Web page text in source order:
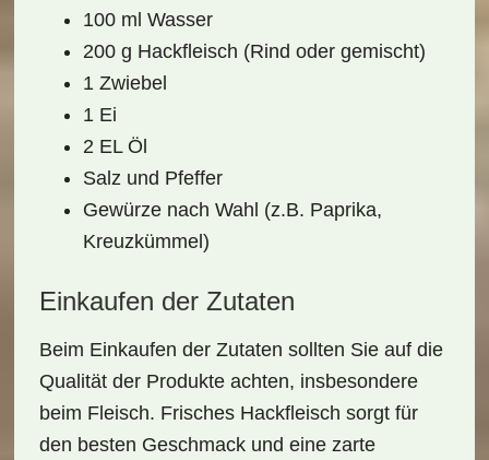
100 ml Wasser
200 g Hackfleisch (Rind oder gemischt)
1 Zwiebel
1 Ei
2 EL Öl
Salz und Pfeffer
Gewürze nach Wahl (z.B. Paprika,
Kreuzkümmel)
Einkaufen der Zutaten
Beim Einkaufen der Zutaten sollten Sie auf die
Qualität der Produkte achten, insbesondere
beim Fleisch. Frisches Hackfleisch sorgt für
den besten Geschmack und eine zarte